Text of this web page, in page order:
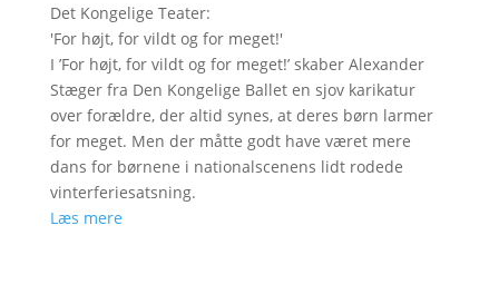
Det Kongelige Teater:
'For højt, for vildt og for meget!'
I ’For højt, for vildt og for meget!’ skaber Alexander
Stæger fra Den Kongelige Ballet en sjov karikatur
over forældre, der altid synes, at deres børn larmer
for meget. Men der måtte godt have været mere
dans for børnene i nationalscenens lidt rodede
vinterferiesatsning.
Læs mere